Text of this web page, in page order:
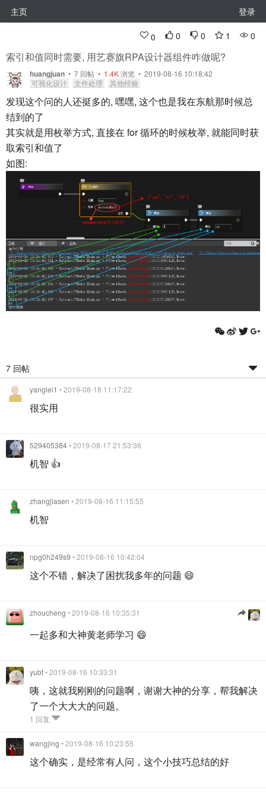
主页 登录
0 0 0 1 0
索引和值同时需要, 用艺赛旗RPA设计器组件咋做呢?
huangjuan • 7 回帖 • 1.4K浏览 • 2019-08-16 10:18:42
可视化设计
文件处理 其他经验
发现这个问的人还挺多的, 嘿嘿, 这个也是我在东航那时候总
结到的了
其实就是用枚举方式, 直接在 for 循环的时候枚举, 就能同时获
取索引和值了
如图:
7 回帖
yanglei1 • 2019-08-18 11:17:22
很实用
529405384• 2019-08-17 21:53:36
机智 👍
zhangjiasen • 2019-08-16 11:15:55
机智
npg0h249s9 • 2019-08-16 10:42:04
这个不错，解决了困扰我多年的问题 😄
zhoucheng • 2019-08-16 10:35:31
一起多和大神黄老师学习 😄
yubt• 2019-08-16 10:33:31
咦，这就我刚刚的问题啊，谢谢大神的分享，帮我解决
了一个大大大的问题。
1 回复
wangjing • 2019-08-16 10:23:55
这个确实，是经常有人问，这个小技巧总结的好